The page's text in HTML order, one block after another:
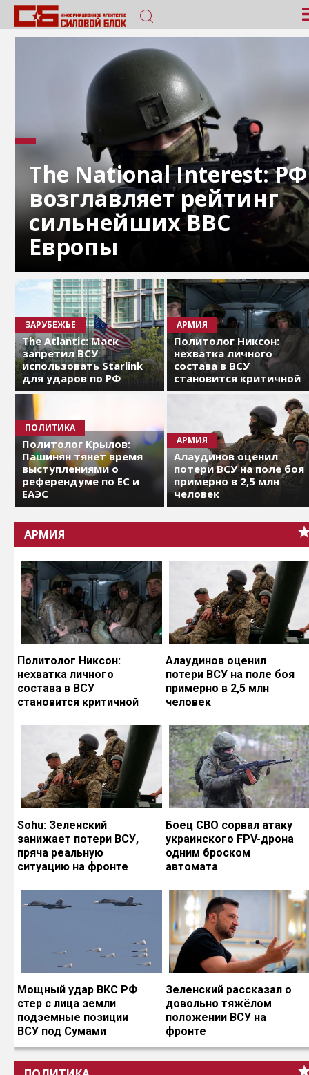
The National Interest: РФ
возглавляет рейтинг
сильнейших ВВС
Европы
ЗАРУБЕЖЬЕ
The Atlantic: Маск
запретил ВСУ
использовать Starlink
для ударов по РФ
АРМИЯ
Политолог Никсон:
нехватка личного
состава в ВСУ
становится критичной
ПОЛИТИКА
Политолог Крылов:
Пашинян тянет время
выступлениями о
референдуме по ЕС и
ЕАЭС
АРМИЯ
Алаудинов оценил
потери ВСУ на поле боя
примерно в 2,5 млн
человек
АРМИЯ
Политолог Никсон:
нехватка личного
состава в ВСУ
становится критичной
Алаудинов оценил
потери ВСУ на поле боя
примерно в 2,5 млн
человек
Sohu: Зеленский
занижает потери ВСУ,
пряча реальную
ситуацию на фронте
Боец СВО сорвал атаку
украинского FPV-дрона
одним броском
автомата
Мощный удар ВКС РФ
стер с лица земли
подземные позиции
ВСУ под Сумами
Зеленский рассказал о
довольно тяжёлом
положении ВСУ на
фронте